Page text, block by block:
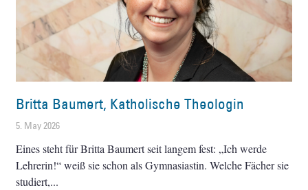
Britta Baumert, Katholische Theologin
5. May 2026
Eines steht für Britta Baumert seit langem fest: „Ich werde
Lehrerin!“ weiß sie schon als Gymnasiastin. Welche Fächer sie
studiert,